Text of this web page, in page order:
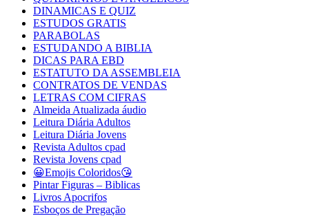
DINAMICAS E QUIZ
ESTUDOS GRATIS
PARABOLAS
ESTUDANDO A BIBLIA
DICAS PARA EBD
ESTATUTO DA ASSEMBLEIA
CONTRATOS DE VENDAS
LETRAS COM CIFRAS
Almeida Atualizada áudio
Leitura Diária Adultos
Leitura Diária Jovens
Revista Adultos cpad
Revista Jovens cpad
😀Emojis Coloridos😘
Pintar Figuras – Biblicas
Livros Apocrifos
Esboços de Pregação